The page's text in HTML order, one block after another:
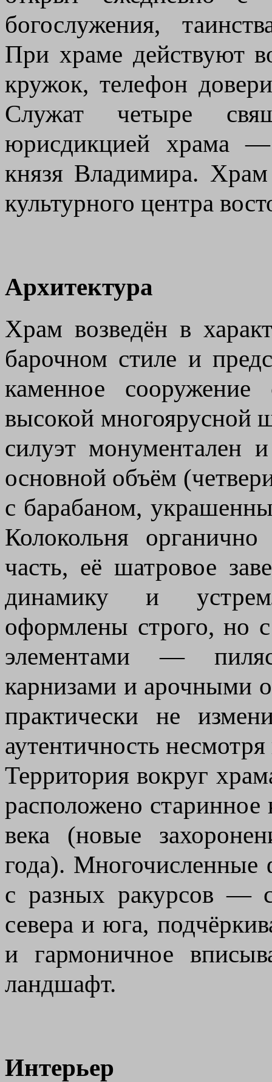
богослужения,
При храме действуют
кружок, телефон
Служат четыре
юрисдикцией храма —
князя Владимира.
культурного центра
Архитектура
Храм возведён в
барочном стиле и
каменное
высокой многоярусной
силуэт монументален
основной объём
с барабаном,
Колокольня
часть, её шатровое
динамику и
оформлены строго, но
элементами —
карнизами и арочными
практически не
аутентичность
Территория вокруг
расположено
века (новые
года). Многочисленные
с разных ракурсов — с
севера и юга,
и гармоничное
ландшафт.
Интерьер